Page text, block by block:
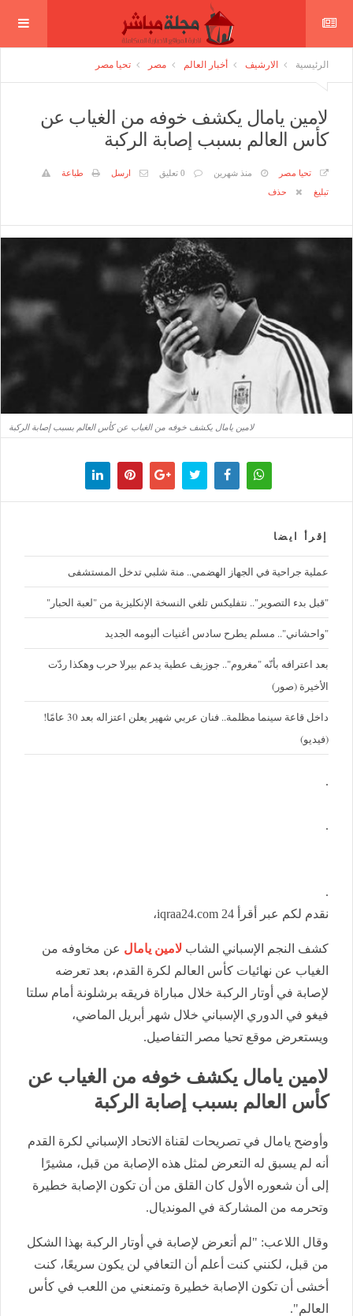
الرئيسية الارشيف أخبار العالم مصر تحيا مصر
لامين يامال يكشف خوفه من الغياب عن
كأس العالم بسبب إصابة الركبة
تحيا مصر منذ شهرين 0 تعليق ارسل
طباعة
تبليغ
حذف
لامين يامال يكشف خوفه من الغياب عن كأس العالم بسبب إصابة الركبة
إقرأ ايضا
عملية جراحية في الجهاز الهضمي.. منة شلبي تدخل المستشفى
"قبل بدء التصوير".. نتفليكس تلغي النسخة الإنكليزية من "لعبة الحبار"
"واحشاني".. مسلم يطرح سادس أغنيات ألبومه الجديد
بعد اعترافه بأنّه "مغروم".. جوزيف عطية يدعم بيرلا حرب وهكذا ردّت
الأخيرة (صور)
داخل قاعة سينما مظلمة.. فنان عربي شهير يعلن اعتزاله بعد 30 عامًا!
(فيديو)
.
.
.
نقدم لكم عبر أقرأ 24 iqraa24.com،
كشف النجم الإسباني الشاب لامين يامال عن مخاوفه من
الغياب عن نهائيات كأس العالم لكرة القدم، بعد تعرضه
لإصابة في أوتار الركبة خلال مباراة فريقه برشلونة أمام سلتا
فيغو في الدوري الإسباني خلال شهر أبريل الماضي،
ويستعرض موقع تحيا مصر التفاصيل.
لامين يامال يكشف خوفه من الغياب عن
كأس العالم بسبب إصابة الركبة
وأوضح يامال في تصريحات لقناة الاتحاد الإسباني لكرة القدم
أنه لم يسبق له التعرض لمثل هذه الإصابة من قبل، مشيرًا
إلى أن شعوره الأول كان القلق من أن تكون الإصابة خطيرة
وتحرمه من المشاركة في المونديال.
وقال اللاعب: "لم أتعرض لإصابة في أوتار الركبة بهذا الشكل
من قبل، لكنني كنت أعلم أن التعافي لن يكون سريعًا، كنت
أخشى أن تكون الإصابة خطيرة وتمنعني من اللعب في كأس
العالم".